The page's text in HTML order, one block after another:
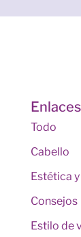
Enlaces
Todo
Cabello
Estética
Consejos
Estilo de